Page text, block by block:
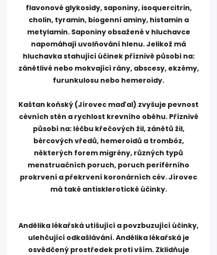
flavonové glykosidy, saponiny, isoquercitrin,
cholin, tyramin, biogenní aminy, histamin a
metylamin. Saponiny obsažené v hluchavce
napomáhají uvolňování hlenu. Jelikož má
hluchavka stahující účinek příznivě působí na:
zánětlivé nebo mokvající rány, abscesy, ekzémy,
furunkulosu nebo hemeroidy.
Kaštan koňský (Jírovec maďal) zvyšuje pevnost
cévních stěn a rychlost krevního oběhu. Příznivě
působí na: léčbu křečových žil, zánětů žil,
bércových vředů, hemeroidů a trombóz,
některých forem migrény, různých typů
menstruačních poruch, poruch periférního
prokrvení a překrvení koronárních cév. Jírovec
má také antisklerotické účinky.
Andělika lékařská utišující a povzbuzující účinky,
ulehčující odkašlávání. Andělika lékařská je
osvědčený prostředek proti vším. Zklidňuje